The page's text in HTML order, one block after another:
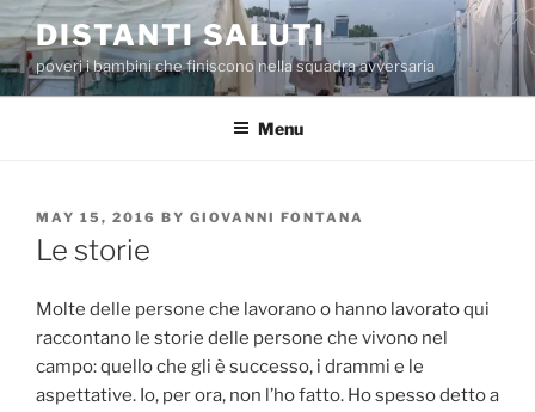
Skip
to
content
DISTANTI SALUTI
poveri i bambini che finiscono nella squadra avversaria
Menu
POSTED
ON
MAY 15, 2016 BY GIOVANNI FONTANA
Le storie
Molte delle persone che lavorano o hanno lavorato qui
raccontano le storie delle persone che vivono nel
campo: quello che gli è successo, i drammi e le
aspettative. Io, per ora, non l’ho fatto. Ho spesso detto a